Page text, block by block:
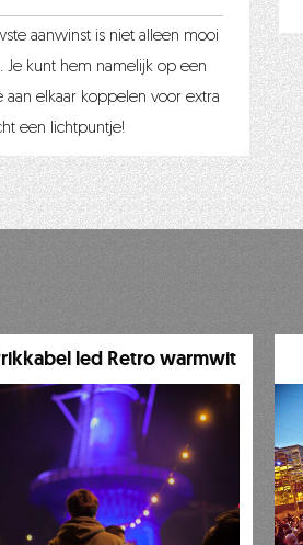
aanwinst is niet alleen mooi
kunt hem namelijk op een
elkaar koppelen voor extra
een lichtpuntje!
led Retro warmwit